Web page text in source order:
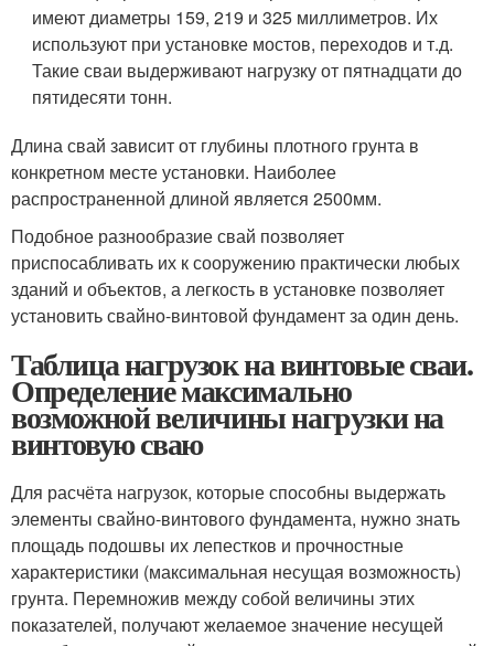
имеют диаметры 159, 219 и 325 миллиметров. Их
используют при установке мостов, переходов и т.д.
Такие сваи выдерживают нагрузку от пятнадцати до
пятидесяти тонн.
Длина свай зависит от глубины плотного грунта в
конкретном месте установки. Наиболее
распространенной длиной является 2500мм.
Подобное разнообразие свай позволяет
приспосабливать их к сооружению практически любых
зданий и объектов, а легкость в установке позволяет
установить свайно-винтовой фундамент за один день.
Таблица нагрузок на винтовые сваи.
Определение максимально
возможной величины нагрузки на
винтовую сваю
Для расчёта нагрузок, которые способны выдержать
элементы свайно-винтового фундамента, нужно знать
площадь подошвы их лепестков и прочностные
характеристики (максимальная несущая возможность)
грунта. Перемножив между собой величины этих
показателей, получают желаемое значение несущей